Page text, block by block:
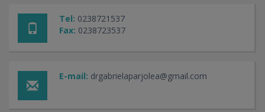
Tel: 0238721537
Fax: 0238723537
E-mail: drgabrielaparjolea@gmail.com